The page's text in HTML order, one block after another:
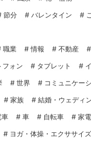
節分 # バレンタイン #
職業 #情報 # 不動産 #
フォン # タブレット #
# 世界 # コミュニケー
# 家族 # 結婚・ウェディ
車 # 車 # 自転車 # 家電
# ヨガ・体操・エクササイズ